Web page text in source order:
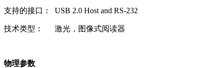
支持的接口： USB 2.0 Host and RS-232
技术类型： 激光，图像式阅读器
物理参数